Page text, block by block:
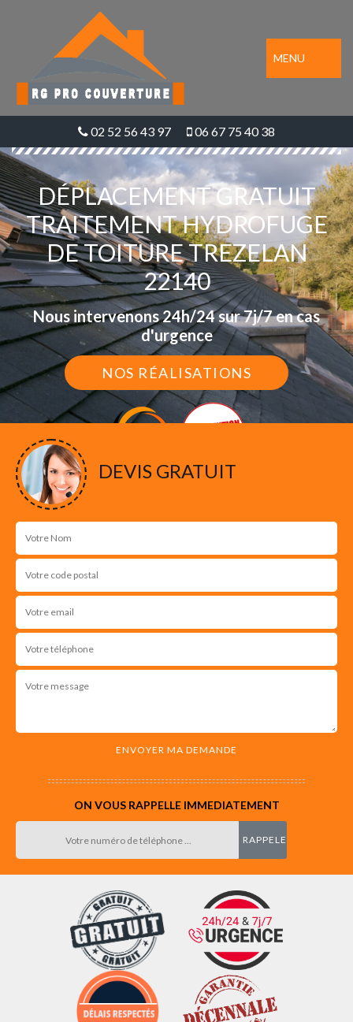
MENU
02 52 56 43 97 06 67 75 40 38
DÉPLACEMENT GRATUIT
TRAITEMENT HYDROFUGE
DE TOITURE TREZELAN
22140
Nous intervenons 24h/24 sur 7j/7 en cas
d'urgence
NOS RÉALISATIONS
DEVIS GRATUIT
ON VOUS RAPPELLE IMMEDIATEMENT